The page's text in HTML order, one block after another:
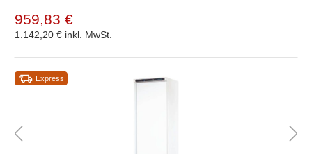
959,83 €
1.142,20 € inkl. MwSt.
Express